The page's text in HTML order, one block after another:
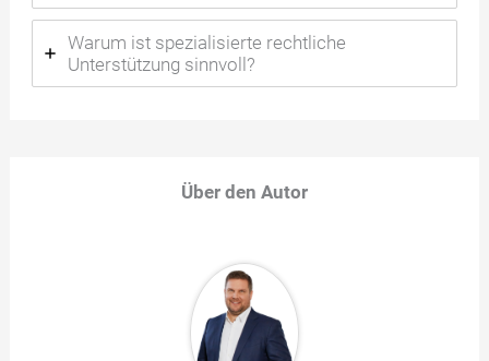
Warum ist spezialisierte rechtliche
Unterstützung sinnvoll?
Über den Autor